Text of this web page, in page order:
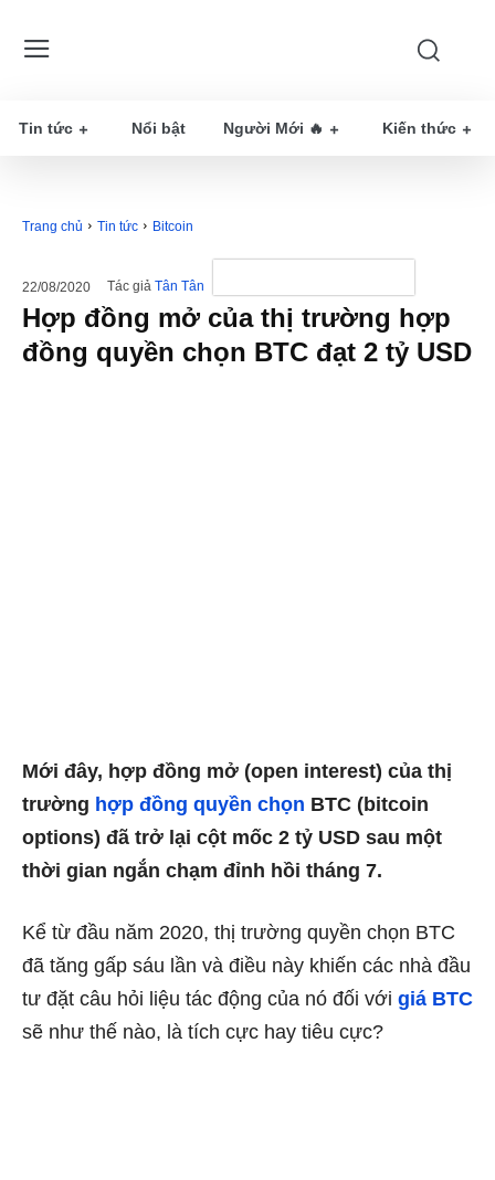
Tin tức Nổi bật Người Mới 🔥 Kiến thức
Trang chủ Tin tức Bitcoin
22/08/2020 Tác giả Tân Tân
Hợp đồng mở của thị trường hợp
đồng quyền chọn BTC đạt 2 tỷ USD
Mới đây, hợp đồng mở (open interest) của thị
trường hợp đồng quyền chọn BTC (bitcoin
options) đã trở lại cột mốc 2 tỷ USD sau một
thời gian ngắn chạm đỉnh hồi tháng 7.
Kể từ đầu năm 2020, thị trường quyền chọn BTC
đã tăng gấp sáu lần và điều này khiến các nhà đầu
tư đặt câu hỏi liệu tác động của nó đối với giá BTC
sẽ như thế nào, là tích cực hay tiêu cực?